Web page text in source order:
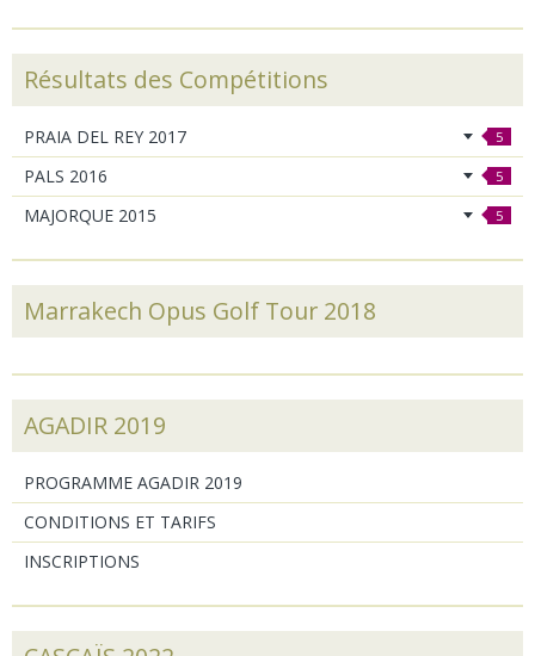
Résultats des Compétitions
PRAIA DEL REY 2017 5
PALS 2016 5
MAJORQUE 2015 5
Marrakech Opus Golf Tour 2018
AGADIR 2019
PROGRAMME AGADIR 2019
CONDITIONS ET TARIFS
INSCRIPTIONS